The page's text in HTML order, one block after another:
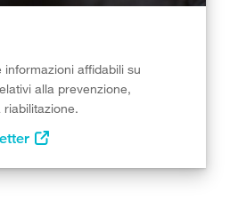
affidabili su
alla prevenzione,
riabilitazione.